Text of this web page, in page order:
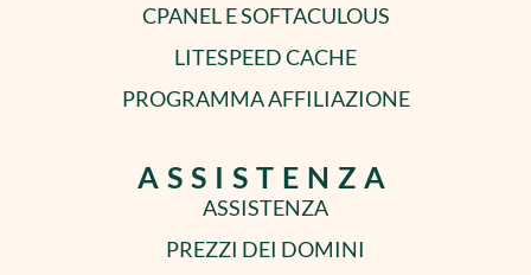
CPANEL E SOFTACULOUS
LITESPEED CACHE
PROGRAMMA AFFILIAZIONE
ASSISTENZA
ASSISTENZA
PREZZI DEI DOMINI